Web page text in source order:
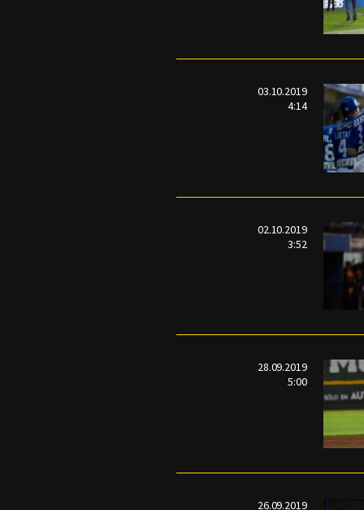
03.10.2019
4:14
02.10.2019
3:52
28.09.2019
5:00
26.09.2019